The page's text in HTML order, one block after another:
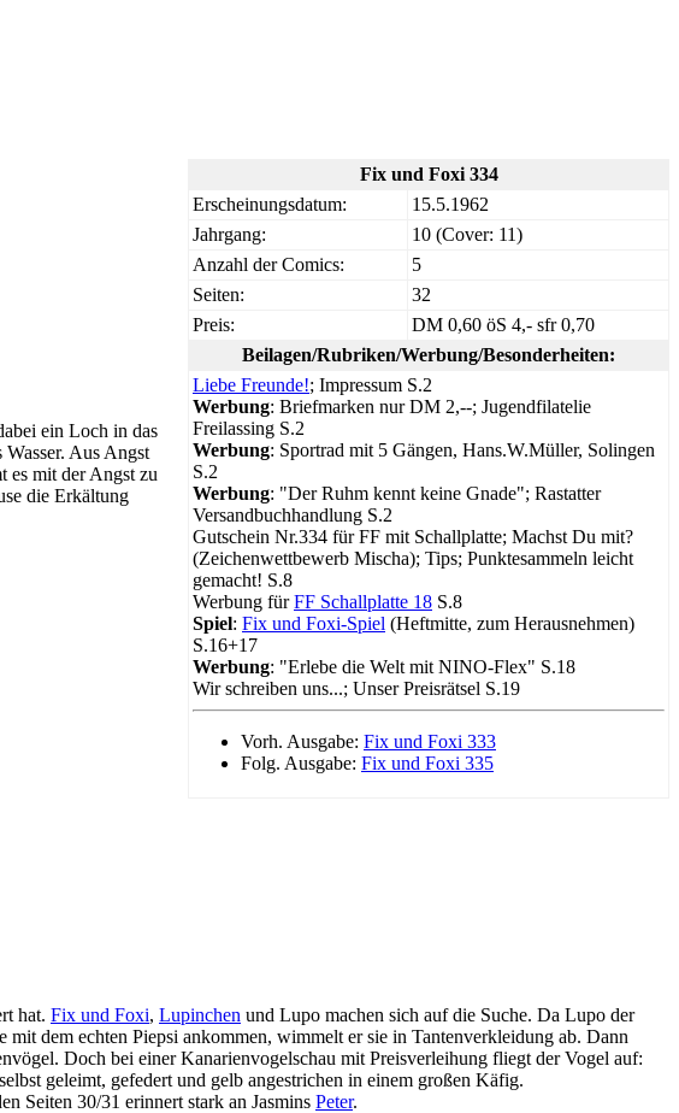
Fix und Foxi 334
Erscheinungsdatum:
15.5.1962
Jahrgang:
10 (Cover: 11)
Anzahl der Comics:
5
Seiten:
32
Preis:
DM 0,60 öS 4,- sfr 0,70
Beilagen/Rubriken/Werbung/Besonderheiten:
Liebe Freunde!; Impressum S.2
Werbung: Briefmarken nur DM 2,--; Jugendfilatelie
Freilassing S.2
Werbung: Sportrad mit 5 Gängen, Hans.W.Müller, Solingen
S.2
Werbung: "Der Ruhm kennt keine Gnade"; Rastatter
Versandbuchhandlung S.2
Gutschein Nr.334 für FF mit Schallplatte; Machst Du mit?
(Zeichenwettbewerb Mischa); Tips; Punktesammeln leicht
gemacht! S.8
Werbung fürFF Schallplatte 18 S.8
Spiel: Fix und Foxi-Spiel (Heftmitte, zum Herausnehmen)
S.16+17
Werbung: "Erlebe die Welt mit NINO-Flex" S.18
Wir schreiben uns...; Unser Preisrätsel S.19
Vorh. Ausgabe: Fix und Foxi 333
Folg. Ausgabe: Fix und Foxi 335
ein Loch in das
Aus Angst
es mit der Angst zu
die Erkältung
hat. Fix und Foxi, Lupinchen und Lupo machen sich auf die Suche. Da Lupo der
dem echten Piepsi ankommen, wimmelt er sie in Tantenverkleidung ab. Dann
Doch bei einer Kanarienvogelschau mit Preisverleihung fliegt der Vogel auf:
geleimt, gefedert und gelb angestrichen in einem großen Käfig.
Seiten 30/31 erinnert stark an Jasmins Peter.